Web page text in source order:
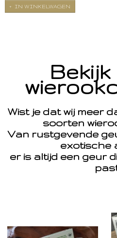
IN WINKELWAGEN
Wist je dat wij meer
soorten
Van rustgevende
exotische
er is altijd een geur